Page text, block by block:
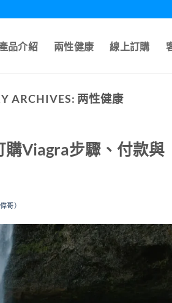
品介紹 兩性健康 線上訂購
ARCHIVES: 两性健康
購Viagra步驟、付款與
哥）